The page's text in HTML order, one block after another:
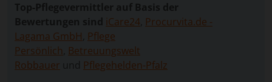
Top-Pflegevermittler auf Basis der
Bewertungen sind iCare24 Procurvita.de -
Lagama GmbH Pflege
Persönlich Betreuungswelt
Robbauer und Pflegehelden-Pfalz